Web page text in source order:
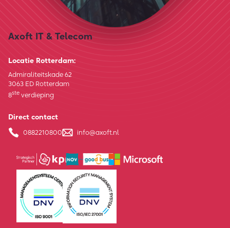
Axoft IT & Telecom
Locatie Rotterdam:
Admiraliteitskade 62
3063 ED Rotterdam
8ste verdieping
Direct contact
0882210800 info@axoft.nl